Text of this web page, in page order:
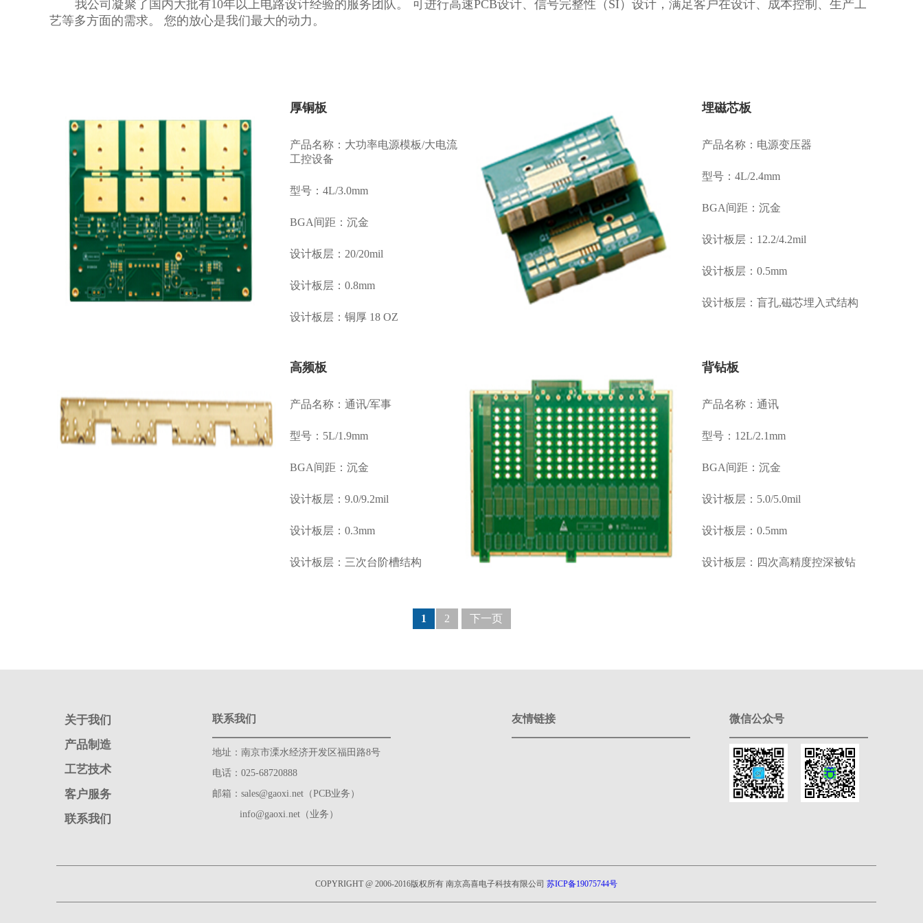
我公司凝聚了国内大批有10年以上电路设计经验的服务团队。 可进行高速PCB设计、信号完整性（SI）设计，满足客户在设计、成本控制、生产工
艺等多方面的需求。 您的放心是我们最大的动力。
厚铜板
产品名称：大功率电源模板/大电流
工控设备
型号：4L/3.0mm
BGA间距：沉金
设计板层：20/20mil
设计板层：0.8mm
设计板层：铜厚 18 OZ
埋磁芯板
产品名称：电源变压器
型号：4L/2.4mm
BGA间距：沉金
设计板层：12.2/4.2mil
设计板层：0.5mm
设计板层：盲孔,磁芯埋入式结构
高频板
产品名称：通讯/军事
型号：5L/1.9mm
BGA间距：沉金
设计板层：9.0/9.2mil
设计板层：0.3mm
设计板层：三次台阶槽结构
背钻板
产品名称：通讯
型号：12L/2.1mm
BGA间距：沉金
设计板层：5.0/5.0mil
设计板层：0.5mm
设计板层：四次高精度控深被钻
1 2 下一页
关于我们
产品制造
工艺技术
客户服务
联系我们
联系我们
地址：南京市溧水经济开发区福田路8号
电话：025-68720888
邮箱：sales@gaoxi.net（PCB业务）
info@gaoxi.net（业务）
友情链接 微信公众号
COPYRIGHT @ 2006-2016版权所有 南京高喜电子科技有限公司 苏ICP备19075744号